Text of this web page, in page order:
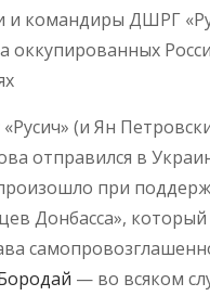
и командиры ДШРГ
оккупированных
(и Ян
отправился в
при
Донбасса», который
— во всяком